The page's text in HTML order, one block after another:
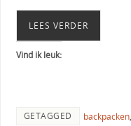
LEES VERDER
Vind ik leuk:
GETAGGED backpacken,